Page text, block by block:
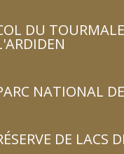
DU
NATIONAL
DE LACS
locaux : bières,
Loko"
!
pyrénéen